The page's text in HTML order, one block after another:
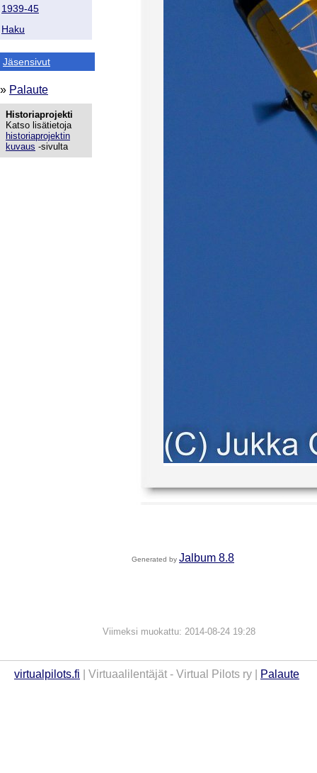
1939-45
Haku
Jäsensivut
» Palaute
Historiaprojekti
Katso lisätietoja
historiaprojektin
kuvaus -sivulta
Generated by Jalbum 8.8
Viimeksi muokattu: 2014-08-24 19:28
virtualpilots.fi | Virtuaalilentäjät - Virtual Pilots ry | Palaute